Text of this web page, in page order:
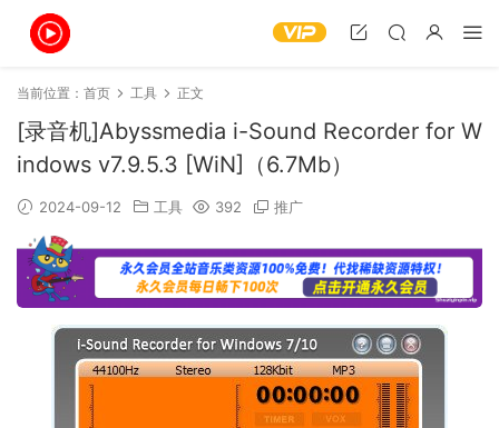
当前位置： 首页 工具 正文
[录音机]Abyssmedia i-Sound Recorder for W
indows v7.9.5.3 [WiN]（6.7Mb）
2024-09-12 工具 392 推广